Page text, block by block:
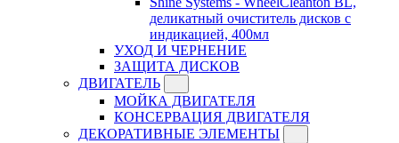
деликатный очиститель дисков с
индикацией, 400мл
УХОД И ЧЕРНЕНИЕ
ЗАЩИТА ДИСКОВ
ДВИГАТЕЛЬ
МОЙКА ДВИГАТЕЛЯ
КОНСЕРВАЦИЯ ДВИГАТЕЛЯ
ДЕКОРАТИВНЫЕ ЭЛЕМЕНТЫ